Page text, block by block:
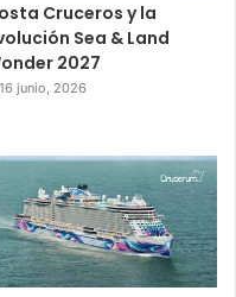
Cruceros y la
Sea & Land
2027
16 junio, 2026